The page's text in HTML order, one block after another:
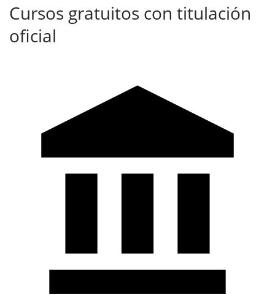
Cursos gratuitos con titulación
oficial